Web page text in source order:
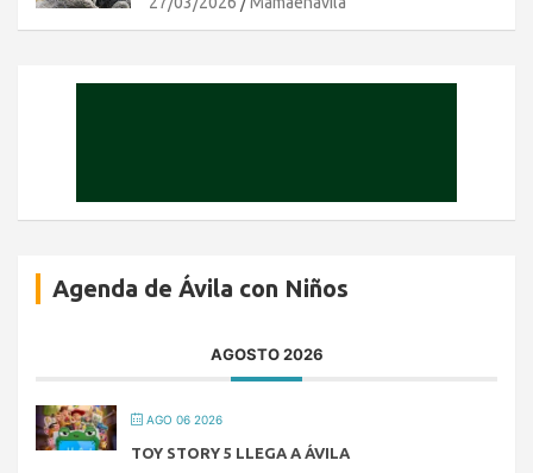
Agenda de Ávila con Niños
AGOSTO 2026
AGO 06 2026
TOY STORY 5 LLEGA A ÁVILA